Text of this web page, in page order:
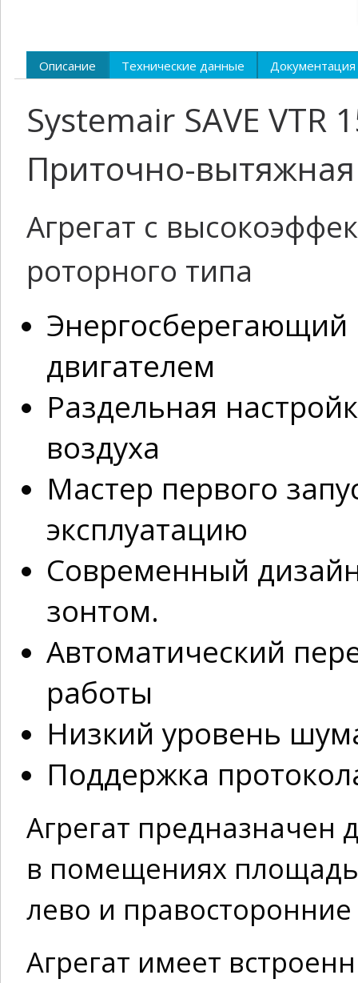
Описание Технические данные Документация
Systemair SAVE VTR
Приточно-вытяжная
Агрегат с
роторного типа
Энергосберегающий
двигателем
Раздельная
воздуха
Мастер первого
эксплуатацию
Современный
зонтом.
Автоматический
работы
Низкий уровень
Поддержка
Агрегат предназначен
в помещениях
лево и
Агрегат имеет